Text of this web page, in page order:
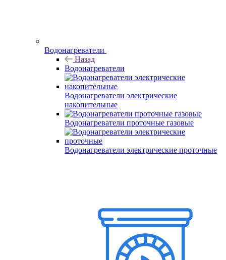
Водонагреватели
Назад
Водонагреватели
Водонагреватели электрические
накопительные
Водонагреватели проточные газовые
Водонагреватели электрические проточные